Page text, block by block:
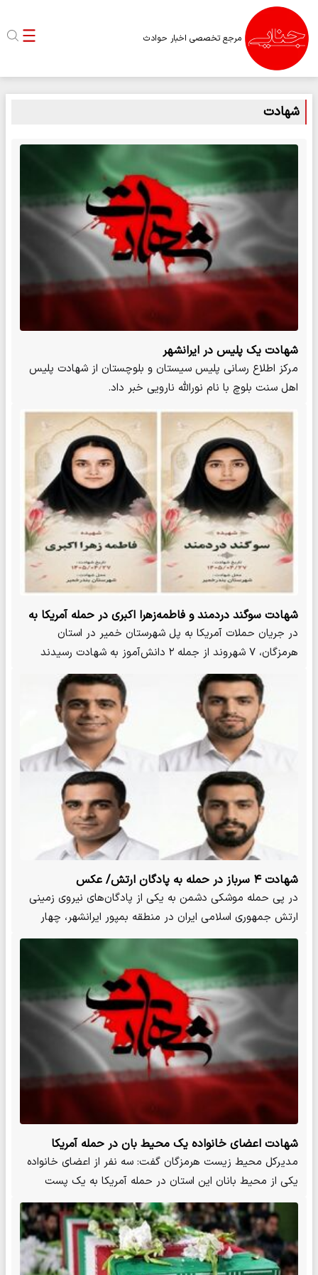
مرجع تخصصی اخبار حوادث
شهادت
شهادت یک پلیس در ایرانشهر
مرکز اطلاع رسانی پلیس سیستان و بلوچستان از شهادت پلیس
اهل سنت بلوچ با نام نورالله نارویی خبر داد.
شهادت سوگند دردمند و فاطمه‌زهرا اکبری در حمله آمریکا به
بندرخمیر/ عکس
در جریان حملات آمریکا به پل شهرستان خمیر در استان
هرمزگان، ۷ شهروند از جمله ۲ دانش‌آموز به شهادت رسیدند
شهادت ۴ سرباز در حمله به پادگان ارتش/ عکس
در پی حمله موشکی دشمن به یکی از پادگان‌های نیروی زمینی
ارتش جمهوری اسلامی ایران در منطقه بمپور ایرانشهر، چهار
سرباز…
شهادت اعضای خانواده یک محیط بان در حمله آمریکا
مدیرکل محیط زیست هرمزگان گفت: سه نفر از اعضای خانواده
یکی از محیط بانان این استان در حمله آمریکا به یک پست
محیط بانی…